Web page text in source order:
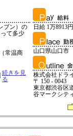
ブン）の
て多少
常温商
続きを見
る
日給 1万8913
山口県山口市
株式会社ドラ
〒 150 - 0043
東京都渋谷区
谷マークシテ